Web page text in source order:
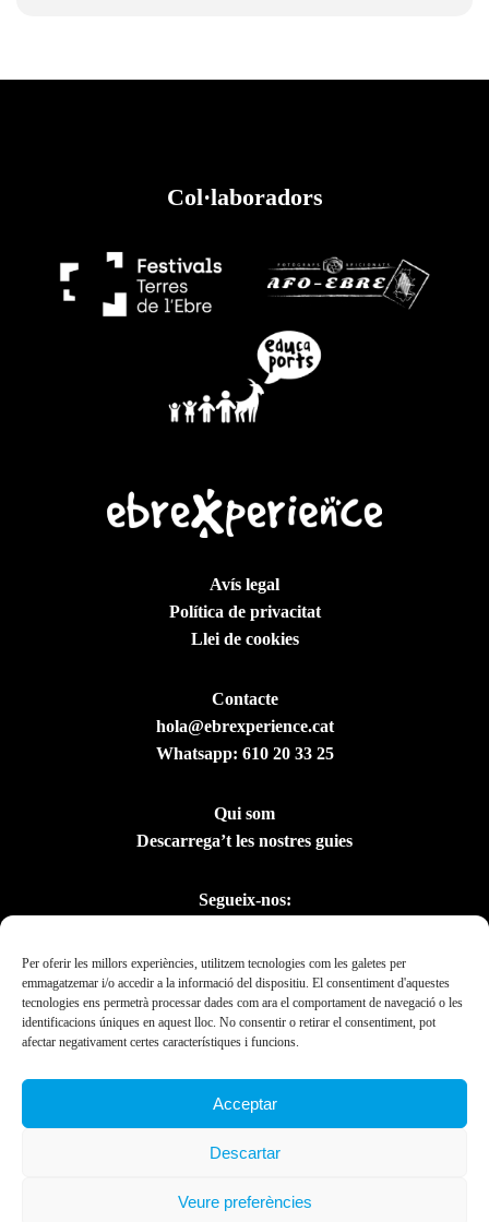
Per oferir les millors experiències, utilitzem tecnologies com les galetes per
emmagatzemar i/o accedir a la informació del dispositiu. El consentiment d'aquestes
tecnologies ens permetrà processar dades com ara el comportament de navegació o les
identificacions úniques en aquest lloc. No consentir o retirar el consentiment, pot
afectar negativament certes característiques i funcions.
Acceptar
Descartar
Veure preferències
Col·laboradors
Avís legal
Política de privacitat
Llei de cookies
Contacte
hola@ebrexperience.cat
Whatsapp: 610 20 33 25
Qui som
Descarrega’t les nostres guies
Segueix-nos:
Presidència